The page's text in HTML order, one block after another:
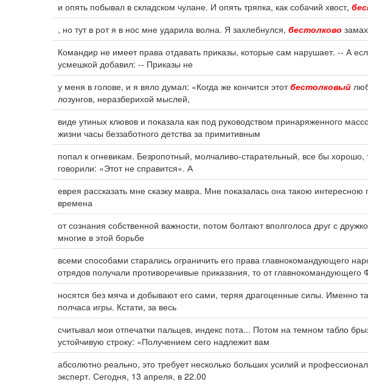
и опять побывал в складском чулане. И опять тряпка, как собачий хвост,
, но тут в рот я в нос мне ударила волна. Я захлебнулся, бестолково
Командир не имеет права отдавать приказы, которые сам нарушает. -- А
усмешкой добавил: -- Приказы не
у меня в голове, и я вяло думал: «Когда же кончится этотбестолковый
лозунгов, неразберихой мыслей,
виде утиных клювов и показала как под руководством принаряженного
жизни часы беззаботного детства за примитивным
попал к огневикам. Безропотный, молчаливо-старательный, все бы хорошо,
говорили: «Этот не справится». А
еврея рассказать мне сказку мавра. Мне показалась она такою интересною
времена
от сознания собственной важности, потом болтают вполголоса друг с
многие в этой борьбе
всеми способами старались ограничить его права главнокомандующего
отрядов получали противоречивые приказания, то от
носятся без мяча и добывают его сами, теряя драгоценные силы. Именно
полчаса игры. Кстати, за весь
считывал мои отпечатки пальцев, индекс пота... Потом на темном табло
устойчивую строку: «Получением сего надлежит вам
абсолютно реально, это требует несколько больших усилий и
эксперт. Сегодня, 13 апреля, в 22.00